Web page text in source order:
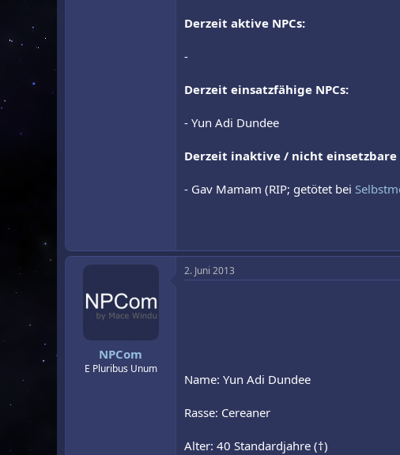
Derzeit aktive NPCs:
-
Derzeit einsatzfähige NPCs:
- Yun Adi Dundee
Derzeit inaktive / nicht einsetzbare
- Gav Mamam (RIP; getötet bei
NPCom
E Pluribus Unum
2. Juni 2013
Name: Yun Adi Dundee
Rasse: Cereaner
Alter: 40 Standardjahre (†)